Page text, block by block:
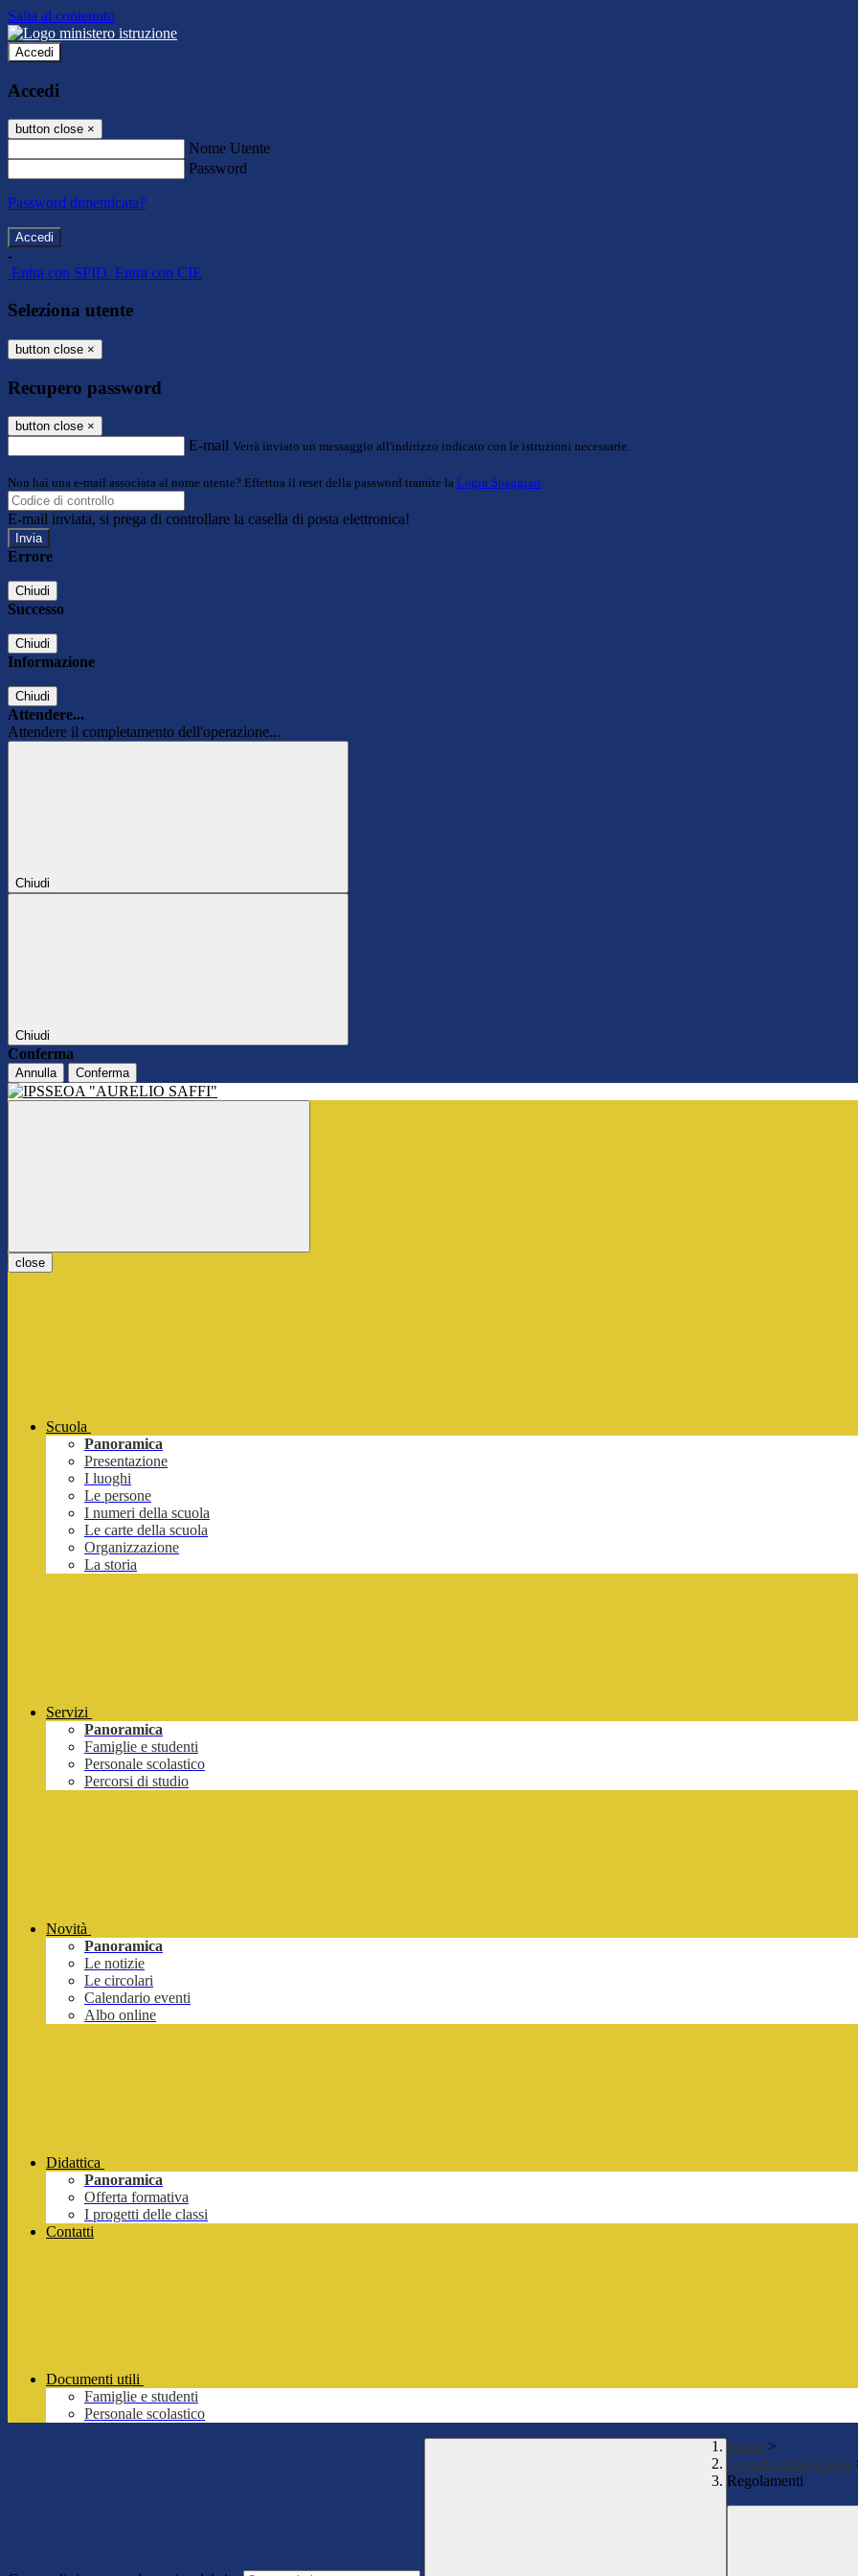
Salta al contenuto
Accedi
Accedi
button close ×
Nome Utente
Password
Password dimenticata?
-
Entra con SPID Entra con CIE
Seleziona utente
button close ×
Recupero password
button close ×
E-mail Verrà inviato un messaggio all'indirizzo indicato con le istruzioni necessarie.
Non hai una e-mail associata al nome utente? Effettua il reset della password tramite la Login Spaggiari
E-mail inviata, si prega di controllare la casella di posta elettronica!
Errore
Chiudi
Successo
Chiudi
Informazione
Chiudi
Attendere...
Attendere il completamento dell'operazione...
Chiudi
Chiudi
Conferma
Annulla Conferma
close
Scuola
Panoramica
Presentazione
I luoghi
Le persone
I numeri della scuola
Le carte della scuola
Organizzazione
La storia
Servizi
Panoramica
Famiglie e studenti
Personale scolastico
Percorsi di studio
Novità
Panoramica
Le notizie
Le circolari
Calendario eventi
Albo online
Didattica
Panoramica
Offerta formativa
I progetti delle classi
Contatti
Documenti utili
Famiglie e studenti
Personale scolastico
Home >
Le carte della scuola
Regolamenti